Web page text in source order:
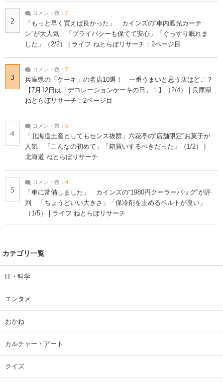
2
コメント数： 7
「もっと早く買えば良かった」 カインズの“車内遮光カーテ
ン”が大人気 「プライバシーも保てて安心」「ぐっすり眠れま
した」（2/2） | ライフ ねとらぼリサーチ：2ページ目
3
コメント数： 7
兵庫県の「ケーキ」の名店10選！ 一番うまいと思う店はどこ？
【7月12日は「デコレーションケーキの日」！】（2/4） | 兵庫県
ねとらぼリサーチ：2ページ目
4
コメント数： 5
「北海道土産としてもセンス抜群」六花亭の“店舗限定”お菓子が
人気 「こんなの初めて」「箱買いするべきだった」（1/2） |
北海道 ねとらぼリサーチ
5
コメント数： 4
「車に常備しました」 カインズの“1980円クーラーバッグ”が評
判 「ちょうどいい大きさ」「保冷剤を止めるベルトが良い」
（1/5） | ライフ ねとらぼリサーチ
カテゴリ一覧
IT・科学
エンタメ
おかね
カルチャー・アート
クイズ